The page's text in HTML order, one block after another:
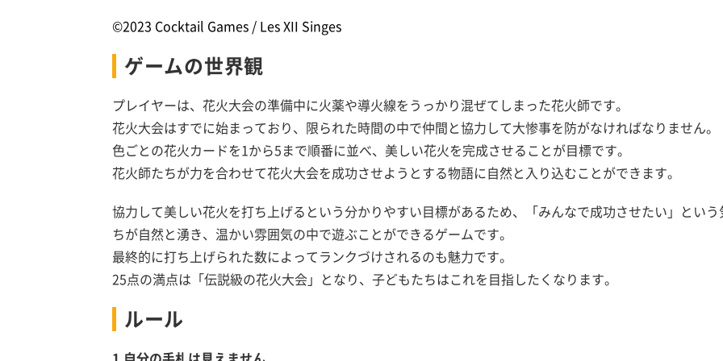
©2023 Cocktail Games / Les XII Singes
ゲームの世界観
プレイヤーは、花火大会の準備中に火薬や導火線をうっかり混ぜてしまった花火師です。
花火大会はすでに始まっており、限られた時間の中で仲間と協力して大惨事を防がなければなりません。
色ごとの花火カードを1から5まで順番に並べ、美しい花火を完成させることが目標です。
花火師たちが力を合わせて花火大会を成功させようとする物語に自然と入り込むことができます。
協力して美しい花火を打ち上げるという分かりやすい目標があるため、「みんなで成功させたい」という
ちが自然と湧き、温かい雰囲気の中で遊ぶことができるゲームです。
最終的に打ち上げられた数によってランクづけされるのも魅力です。
25点の満点は「伝説級の花火大会」となり、子どもたちはこれを目指したくなります。
ルール